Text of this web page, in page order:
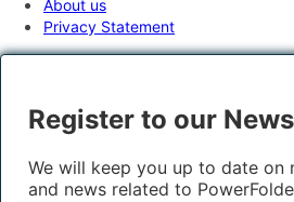
About us
Privacy Statement
Register to our
We will keep you up to date on
and news related to